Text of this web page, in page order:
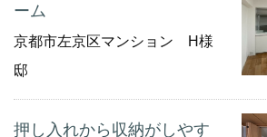
ーム
京都市左京区マンション H様
邸
押し入れから収納がしやす